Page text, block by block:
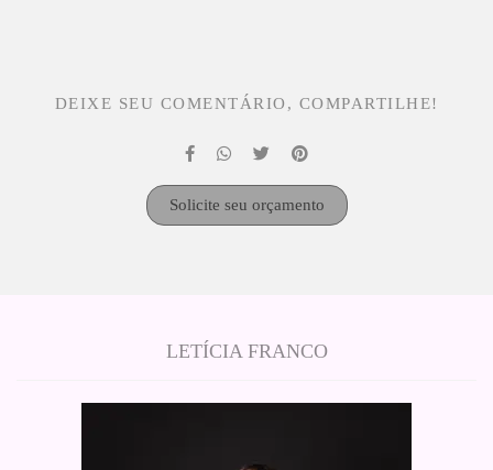
DEIXE SEU COMENTÁRIO, COMPARTILHE!
Solicite seu orçamento
LETÍCIA FRANCO